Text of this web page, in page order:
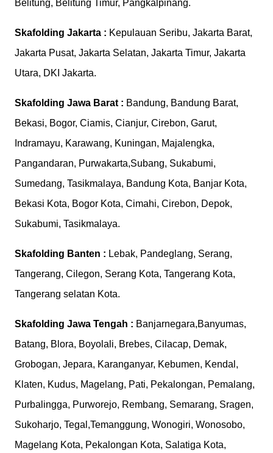
Belitung, Belitung Timur, Pangkalpinang.
Skafolding Jakarta : Kepulauan Seribu, Jakarta Barat,
Jakarta Pusat, Jakarta Selatan, Jakarta Timur, Jakarta
Utara, DKI Jakarta.
Skafolding Jawa Barat : Bandung, Bandung Barat,
Bekasi, Bogor, Ciamis, Cianjur, Cirebon, Garut,
Indramayu, Karawang, Kuningan, Majalengka,
Pangandaran, Purwakarta,Subang, Sukabumi,
Sumedang, Tasikmalaya, Bandung Kota, Banjar Kota,
Bekasi Kota, Bogor Kota, Cimahi, Cirebon, Depok,
Sukabumi, Tasikmalaya.
Skafolding Banten : Lebak, Pandeglang, Serang,
Tangerang, Cilegon, Serang Kota, Tangerang Kota,
Tangerang selatan Kota.
Skafolding Jawa Tengah : Banjarnegara,Banyumas,
Batang, Blora, Boyolali, Brebes, Cilacap, Demak,
Grobogan, Jepara, Karanganyar, Kebumen, Kendal,
Klaten, Kudus, Magelang, Pati, Pekalongan, Pemalang,
Purbalingga, Purworejo, Rembang, Semarang, Sragen,
Sukoharjo, Tegal,Temanggung, Wonogiri, Wonosobo,
Magelang Kota, Pekalongan Kota, Salatiga Kota,